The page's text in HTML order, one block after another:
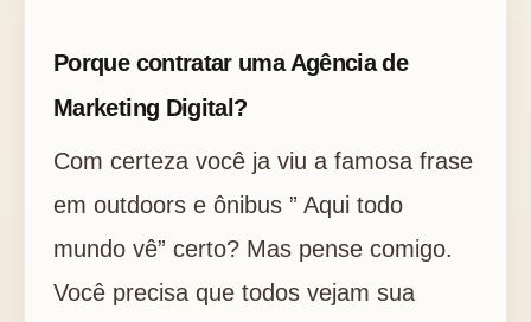
Porque contratar uma Agência de
Marketing Digital?
Com certeza você ja viu a famosa frase
em outdoors e ônibus ” Aqui todo
mundo vê” certo? Mas pense comigo.
Você precisa que todos vejam sua